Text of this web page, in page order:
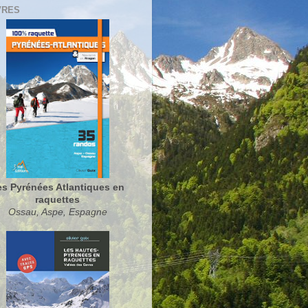
Pyrénées Atlantiques en
raquettes
Ossau, Aspe, Espagne